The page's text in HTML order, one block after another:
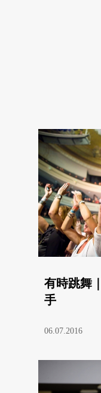
有時跳舞
手
06.07.2016